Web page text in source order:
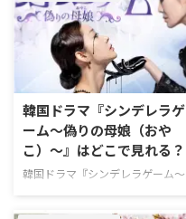
韓国ドラマ『シンデレラゲ
ーム～偽りの母娘（おや
こ）～』はどこで見れる？
韓国ドラマ『シンデレラゲーム～
偽りの母娘（おやこ）～』のあら
すじやキャスト、視聴できる動画